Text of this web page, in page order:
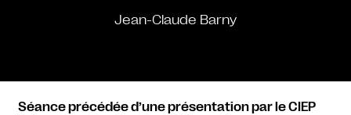
Jean-Claude Barny
Séance précédée d’une présentation par le CIEP